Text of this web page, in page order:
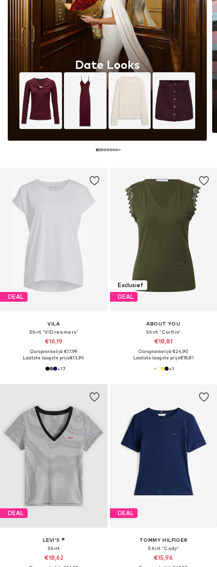
Date Looks
DEAL
VILA
Shirt 'VIDreamers'
€16,19
Oorspronkelijk: €17,99
Laatste laagste prijs:€13,90
+17
Exclusief
DEAL
ABOUT YOU
Shirt 'Caitlin'
€18,81
Oorspronkelijk: €24,90
Laatste laagste prijs:€18,81
+1
DEAL
LEVI'S ®
Shirt
€18,62
DEAL
TOMMY HILFIGER
Shirt 'Cody'
€15,96